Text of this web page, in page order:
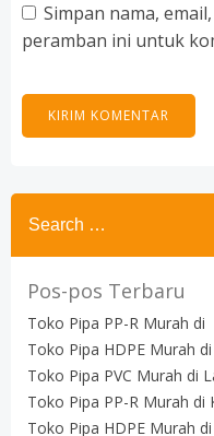
Simpan nama,
peramban ini untuk
Search
for:
Pos-pos Terbaru
Toko Pipa PP-R Murah
Toko Pipa HDPE Murah
Toko Pipa PVC Murah di
Toko Pipa PP-R Murah
Toko Pipa HDPE Murah